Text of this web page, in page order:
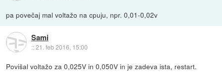
pa povečaj mal voltažo na cpuju, npr. 0,01-0,02v
Sami
::21. feb 2016, 15:00
Povišal voltažo za 0,025V in 0,050V in je zadeva ista, restart.